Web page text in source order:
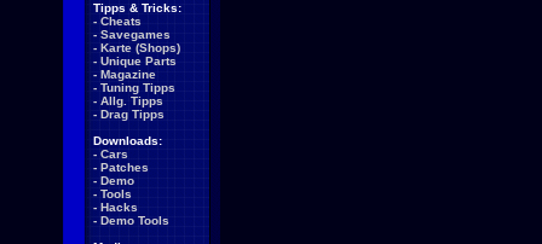
Tipps & Tricks:
- Cheats
- Savegames
- Karte (Shops)
- Unique Parts
- Magazine
- Tuning Tipps
- Allg. Tipps
- Drag Tipps
Downloads:
- Cars
- Patches
- Demo
- Tools
- Hacks
- Demo Tools